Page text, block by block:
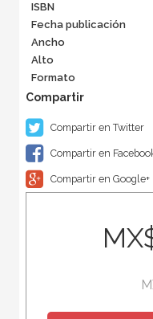
ISBN
Fecha publicación
Ancho
Alto
Formato
Compartir en Twitter
Compartir en
Compartir en Google+